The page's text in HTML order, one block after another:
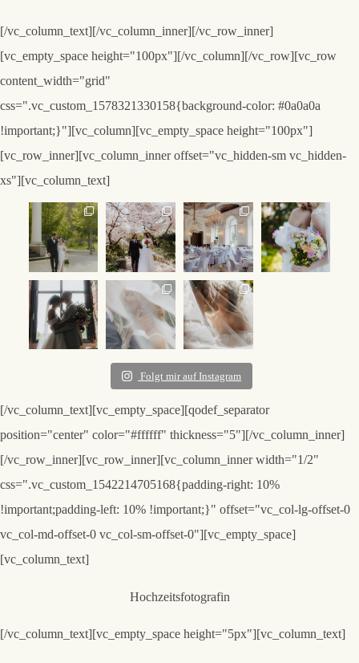
[/vc_column_text][/vc_column_inner][/vc_row_inner]
[vc_empty_space height="100px"][/vc_column][/vc_row][vc_row
content_width="grid"
css=".vc_custom_1578321330158{background-color: #0a0a0a
!important;}"][vc_column][vc_empty_space height="100px"]
[vc_row_inner][vc_column_inner offset="vc_hidden-sm vc_hidden-
xs"][vc_column_text]
Folgt mir auf Instagram
[/vc_column_text][vc_empty_space][qodef_separator
position="center" color="#ffffff" thickness="5"][/vc_column_inner]
[/vc_row_inner][vc_row_inner][vc_column_inner width="1/2"
css=".vc_custom_1542214705168{padding-right: 10%
!important;padding-left: 10% !important;}" offset="vc_col-lg-offset-0
vc_col-md-offset-0 vc_col-sm-offset-0"][vc_empty_space]
[vc_column_text]
Hochzeitsfotografin
[/vc_column_text][vc_empty_space height="5px"][vc_column_text]